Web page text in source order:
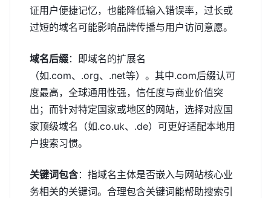
证用户便捷记忆，也能降低输入错误率，过长或
过短的域名可能影响品牌传播与用户访问意愿。
域名后缀：即域名的扩展名
（如.com、.org、.net等）。其中.com后缀认可
度最高，全球通用性强，信任度与商业价值突
出；而针对特定国家或地区的网站，选择对应国
家顶级域名（如.co.uk、.de）可更好适配本地用
户搜索习惯。
关键词包含：指域名主体是否嵌入与网站核心业
务相关的关键词。合理包含关键词能帮助搜索引